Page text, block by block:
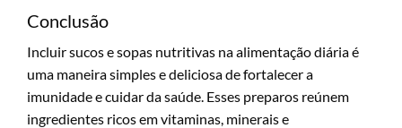
Conclusão
Incluir sucos e sopas nutritivas na alimentação diária é
uma maneira simples e deliciosa de fortalecer a
imunidade e cuidar da saúde. Esses preparos reúnem
ingredientes ricos em vitaminas, minerais e